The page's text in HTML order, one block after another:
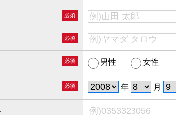
必須
必須
必須 男性 女性
必須 年 月